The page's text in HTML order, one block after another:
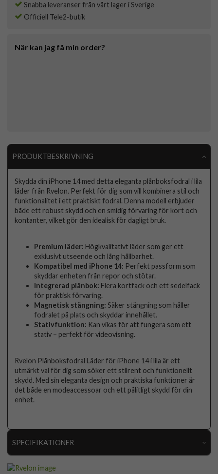
Snabba leveranser från vårt lager i Sverige
Officiell Tele2-butik
När kan jag få min order?
PRODUKTBESKRIVNING
Skydda din iPhone 14 med detta eleganta plånboksfodral i lila
läder från Rvelon. Perfekt för dig som vill kombinera stil och
funktionalitet i ett praktiskt fodral. Denna modell erbjuder
både ett robust skydd och en smidig förvaring för kort och
kontanter, vilket gör den idealisk för dagligt bruk.
Premium läder: Högkvalitativt läder som ger ett
exklusivt utseende och lång hållbarhet.
Kompatibel med iPhone 14: Perfekt passform som
skyddar enheten från repor och stötar.
Integrerad plånbok: Flera kortfack och ett sedelfack
för praktisk förvaring.
Magnetisk stängning: Säker stängning som håller
fodralet på plats och skyddar innehållet.
Stativfunktion: Kan vikas för att fungera som ett
stativ – perfekt för videovisning.
Rvelon Plånboksfodral Läder för iPhone 14 i lila är ett
utmärkt val för dig som söker ett stilrent och funktionellt
skydd. Med sin eleganta design och praktiska funktioner är
det både en modeaccessoar och ett pålitligt skydd för din
enhet.
SPECIFIKATIONER